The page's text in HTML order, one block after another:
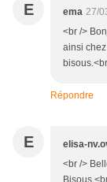
E ema 27/
<br />
ainsi
Répondre
E elisa-
<br />